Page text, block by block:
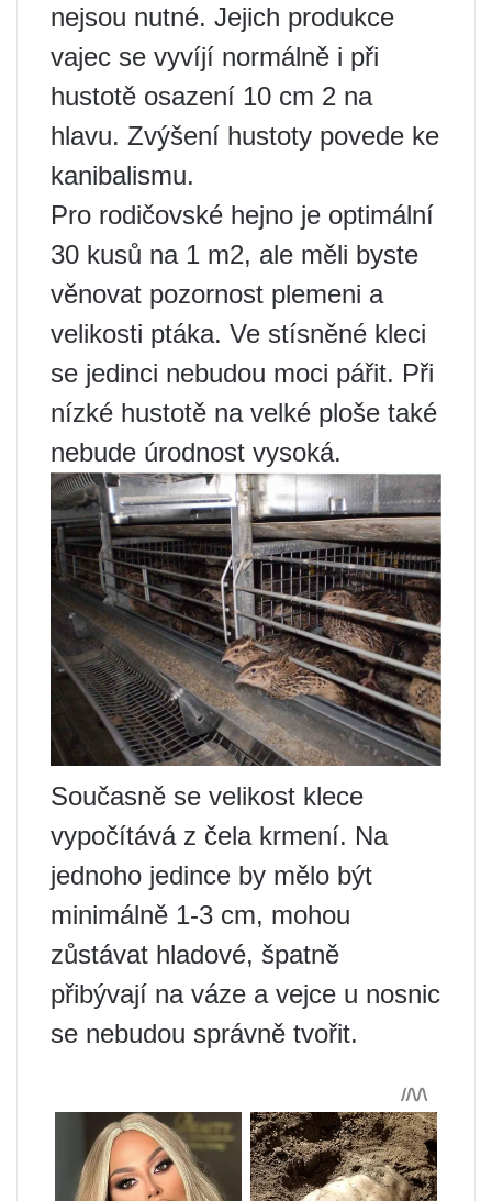
nejsou nutné. Jejich produkce
vajec se vyvíjí normálně i při
hustotě osazení 10 cm 2 na
hlavu. Zvýšení hustoty povede ke
kanibalismu.
Pro rodičovské hejno je optimální
30 kusů na 1 m2, ale měli byste
věnovat pozornost plemeni a
velikosti ptáka. Ve stísněné kleci
se jedinci nebudou moci pářit. Při
nízké hustotě na velké ploše také
nebude úrodnost vysoká.
Současně se velikost klece
vypočítává z čela krmení. Na
jednoho jedince by mělo být
minimálně 1-3 cm, mohou
zůstávat hladové, špatně
přibývají na váze a vejce u nosnic
se nebudou správně tvořit.